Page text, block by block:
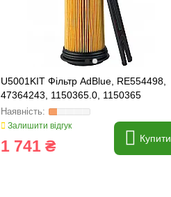
U5001KIT Фільтр AdBlue, RE554498,
47364243, 1150365.0, 1150365
Залишити відгук
1 741 ₴ Купити